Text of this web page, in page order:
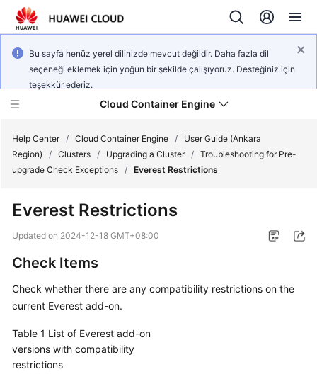
Bu sayfa henüz yerel dilinizde mevcut değildir. Daha fazla dil
seçeneği eklemek için yoğun bir şekilde çalışıyoruz. Desteğiniz için
teşekkür ederiz.
Cloud Container Engine
What's
New
Product
Bulletin
Overview
Billing
Help Center / Cloud Container Engine /
User Guide (Ankara
Region)
/ Clusters / Upgrading a Cluster / Troubleshooting for Pre-
upgrade Check Exceptions / Everest Restrictions
Everest Restrictions
Updated on 2024-12-18 GMT+08:00
Check Items
Check whether there are any compatibility restrictions on the
current Everest add-on.
Table 1 List of Everest add-on
versions with compatibility
restrictions